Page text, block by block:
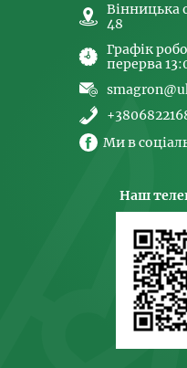
Вінницька
48
Графік
перерва
Ми в
Наш